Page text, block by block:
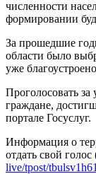
численности
формировании
За прошедшие
области было
уже
Проголосовать
граждане,
портале Госуслуг.
Информация о
отдать свой голос
live/tpost/